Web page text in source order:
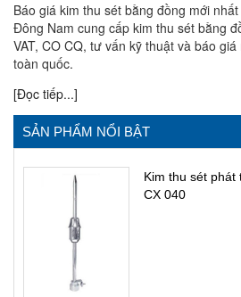
Báo giá kim thu sét bằng đồng mới
Đông Nam cung cấp kim thu sét bằng
VAT, CO CQ, tư vấn kỹ thuật và báo
toàn quốc.
[Đọc tiếp...]
SẢN PHẨM NỔI BẬT
Kim thu sét phát
CX 040